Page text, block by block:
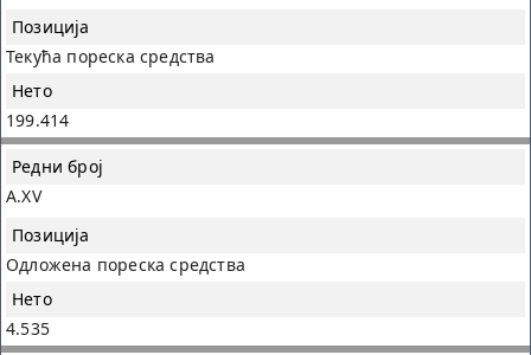
Текућа пореска средства
199.414
A.XV
Одложена пореска средства
4.535